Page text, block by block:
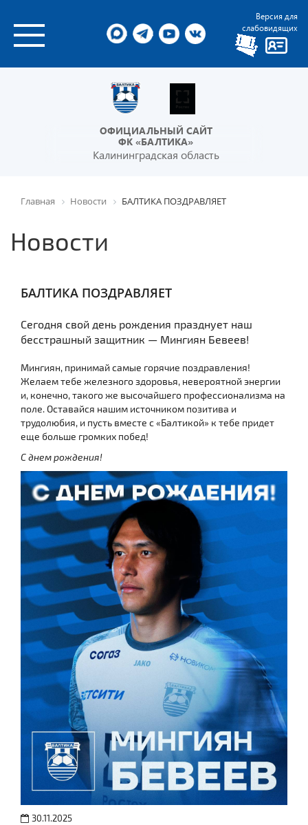
Версия для
слабовидящих
ОФИЦИАЛЬНЫЙ САЙТ
ФК «БАЛТИКА»
Калининградская область
Главная Новости БАЛТИКА ПОЗДРАВЛЯЕТ
Новости
БАЛТИКА ПОЗДРАВЛЯЕТ
Сегодня свой день рождения празднует наш
бесстрашный защитник — Мингиян Бевеев!
Мингиян, принимай самые горячие поздравления!
Желаем тебе железного здоровья, невероятной энергии
и, конечно, такого же высочайшего профессионализма на
поле. Оставайся нашим источником позитива и
трудолюбия, и пусть вместе с «Балтикой» к тебе придет
еще больше громких побед!
С днем рождения!
30.11.2025